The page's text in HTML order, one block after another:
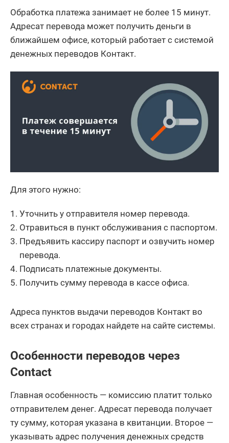
Обработка платежа занимает не более 15 минут.
Адресат перевода может получить деньги в
ближайшем офисе, который работает с системой
денежных переводов Контакт.
Для этого нужно:
Уточнить у отправителя номер перевода.
Отравиться в пункт обслуживания с паспортом.
Предъявить кассиру паспорт и озвучить номер
перевода.
Подписать платежные документы.
Получить сумму перевода в кассе офиса.
Адреса пунктов выдачи переводов Контакт во
всех странах и городах найдете на сайте системы.
Особенности переводов через
Contact
Главная особенность — комиссию платит только
отправителем денег. Адресат перевода получает
ту сумму, которая указана в квитанции. Второе —
указывать адрес получения денежных средств